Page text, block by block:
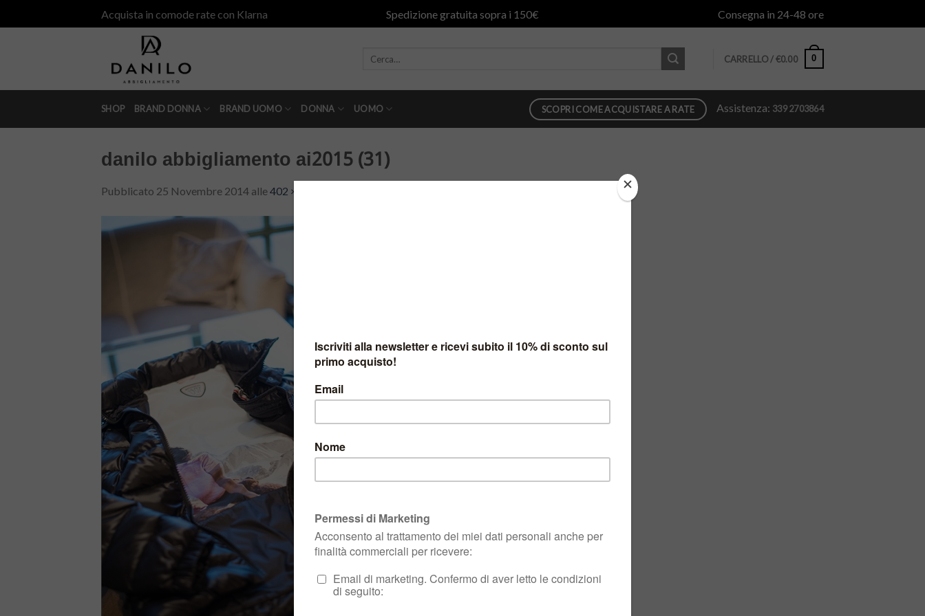
to
Acquista in comode rate con Klarna Spedizione gratuita sopra i 150€ Consegna in 24-48 ore
CARRELLO /€0.00 0
SHOP BRAND DONNA BRAND UOMO DONNA UOMO SCOPRI COME ACQUISTARE A RATE Assistenza: 339 2703864
danilo abbigliamento ai2015 (31)
Pubblicato 25 Novembre 2014 alle402 × 602